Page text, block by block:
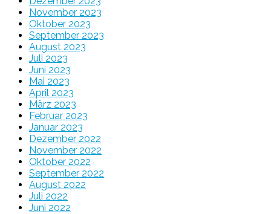
November 2023
Oktober 2023
September 2023
August 2023
Juli 2023
Juni 2023
Mai 2023
April 2023
März 2023
Februar 2023
Januar 2023
Dezember 2022
November 2022
Oktober 2022
September 2022
August 2022
Juli 2022
Juni 2022